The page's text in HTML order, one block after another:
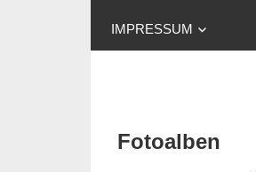
IMPRESSUM
Fotoalben